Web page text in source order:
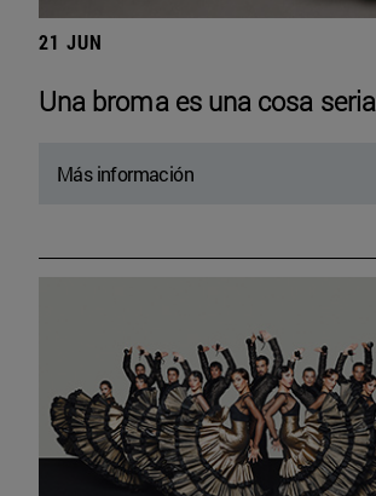
21 JUN
Una broma es una cosa seria
Más información